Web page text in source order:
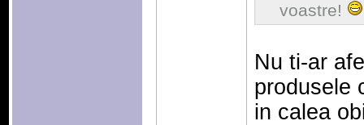
voastre!
Nu ti-ar
produsele
in calea